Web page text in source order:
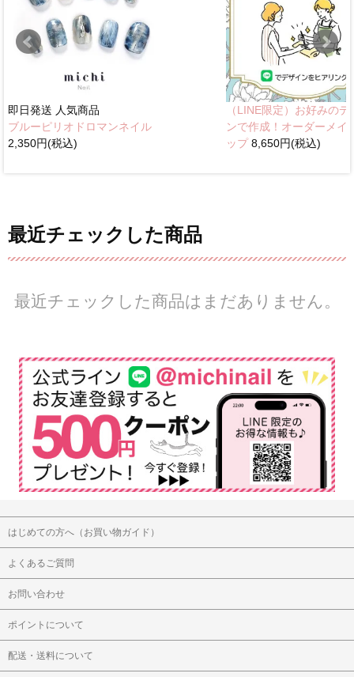
即日発送 人気商品
ブルーピリオドロマンネイル
2,350円(税込)
（LINE限定）お好みのデ
ンで作成！オーダーメイ
ップ8,650円(税込)
最近チェックした商品
最近チェックした商品はまだありません。
はじめての方へ（お買い物ガイド）
よくあるご質問
お問い合わせ
ポイントについて
配送・送料について